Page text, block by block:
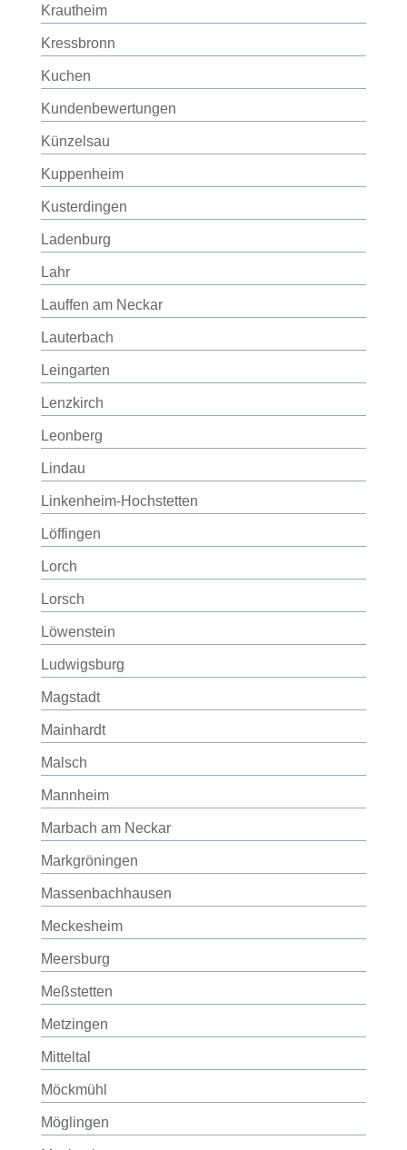
Krautheim
Kressbronn
Kuchen
Kundenbewertungen
Künzelsau
Kuppenheim
Kusterdingen
Ladenburg
Lahr
Lauffen am Neckar
Lauterbach
Leingarten
Lenzkirch
Leonberg
Lindau
Linkenheim-Hochstetten
Löffingen
Lorch
Lorsch
Löwenstein
Ludwigsburg
Magstadt
Mainhardt
Malsch
Mannheim
Marbach am Neckar
Markgröningen
Massenbachhausen
Meckesheim
Meersburg
Meßstetten
Metzingen
Mitteltal
Möckmühl
Möglingen